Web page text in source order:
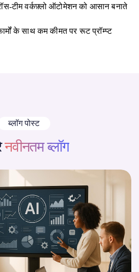
टीम वर्कफ़्लो ऑटोमेशन को आसान बनाते
के साथ कम कीमत पर रूट प्रॉम्प्ट
ब्लॉग पोस्ट
नवीनतम ब्लॉग